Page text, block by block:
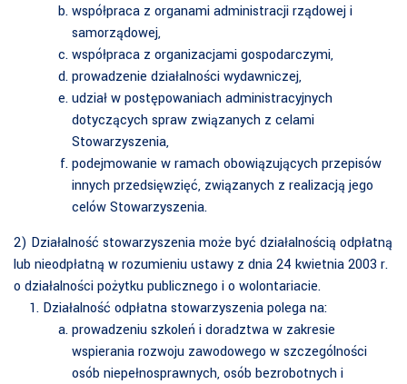
współpraca z organami administracji rządowej i
samorządowej,
współpraca z organizacjami gospodarczymi,
prowadzenie działalności wydawniczej,
udział w postępowaniach administracyjnych
dotyczących spraw związanych z celami
Stowarzyszenia,
podejmowanie w ramach obowiązujących przepisów
innych przedsięwzięć, związanych z realizacją jego
celów Stowarzyszenia.
2) Działalność stowarzyszenia może być działalnością odpłatną
lub nieodpłatną w rozumieniu ustawy z dnia 24 kwietnia 2003 r.
o działalności pożytku publicznego i o wolontariacie.
Działalność odpłatna stowarzyszenia polega na:
prowadzeniu szkoleń i doradztwa w zakresie
wspierania rozwoju zawodowego w szczególności
osób niepełnosprawnych, osób bezrobotnych i